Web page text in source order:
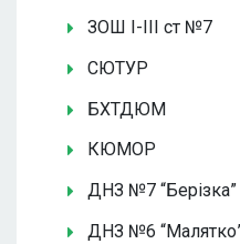
ЗОШ І-ІІІ ст №7
СЮТУР
БХТДЮМ
КЮМОР
ДНЗ №7 “Берізка”
ДНЗ №6